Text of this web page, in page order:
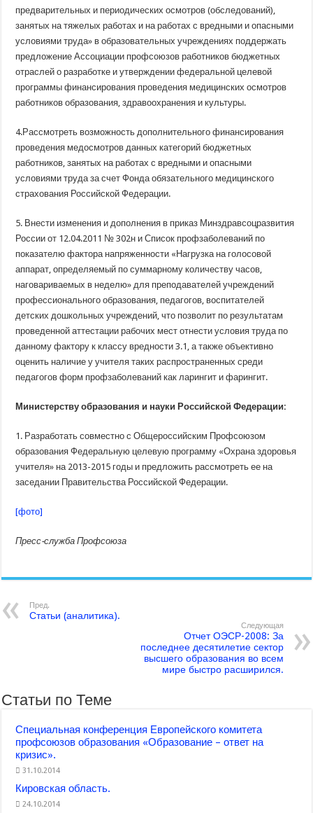
предварительных и периодических осмотров (обследований),
занятых на тяжелых работах и на работах с вредными и опасными
условиями труда» в образовательных учреждениях поддержать
предложение Ассоциации профсоюзов работников бюджетных
отраслей о разработке и утверждении федеральной целевой
программы финансирования проведения медицинских осмотров
работников образования, здравоохранения и культуры.
4.Рассмотреть возможность дополнительного финансирования
проведения медосмотров данных категорий бюджетных
работников, занятых на работах с вредными и опасными
условиями труда за счет Фонда обязательного медицинского
страхования Российской Федерации.
5. Внести изменения и дополнения в приказ Минздравсоцразвития
России от 12.04.2011 № 302н и Список профзаболеваний по
показателю фактора напряженности «Нагрузка на голосовой
аппарат, определяемый по суммарному количеству часов,
наговариваемых в неделю» для преподавателей учреждений
профессионального образования, педагогов, воспитателей
детских дошкольных учреждений, что позволит по результатам
проведенной аттестации рабочих мест отнести условия труда по
данному фактору к классу вредности 3.1, а также объективно
оценить наличие у учителя таких распространенных среди
педагогов форм профзаболеваний как ларингит и фарингит.
Министерству образования и науки Российской Федерации:
1. Разработать совместно с Общероссийским Профсоюзом
образования Федеральную целевую программу «Охрана здоровья
учителя» на 2013-2015 годы и предложить рассмотреть ее на
заседании Правительства Российской Федерации.
[фото]
Пресс-служба Профсоюза
Пред.
Статьи (аналитика).
Следующая
Отчет ОЭСР-2008: За
последнее десятилетие сектор
высшего образования во всем
мире быстро расширился.
Статьи по Теме
Специальная конференция Европейского комитета
профсоюзов образования «Образование – ответ на
кризис».
31.10.2014
Кировская область.
24.10.2014